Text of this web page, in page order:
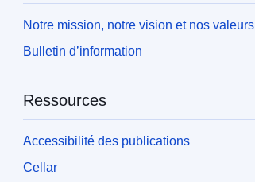
Notre mission, notre vision et nos valeurs
Bulletin d’information
Ressources
Accessibilité des publications
Cellar